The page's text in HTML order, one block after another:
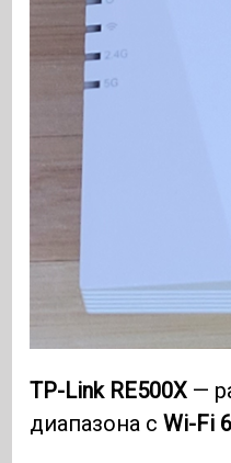
TP-Link RE500X —
диапазона сWi-Fi 6